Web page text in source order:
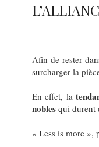
Afin de rester
surcharger la
En effet, la
nobles qui durent
« Less is more »,